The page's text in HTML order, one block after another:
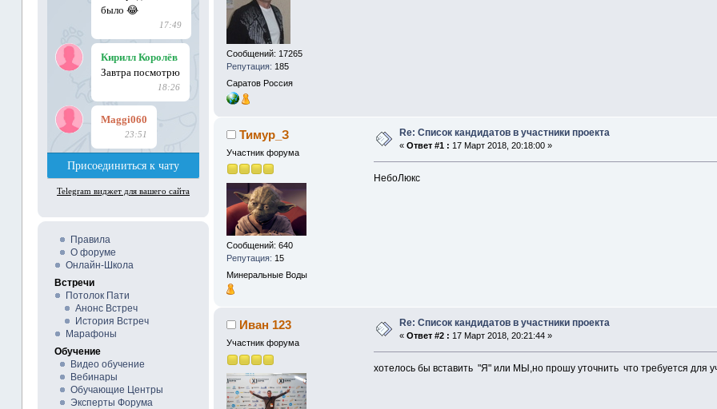
Правила
О форуме
Онлайн-Школа
Встречи
Потолок Пати
Анонс Встреч
История Встреч
Марафоны
Обучение
Видео обучение
Вебинары
Обучающие Центры
Эксперты Форума
Сообщений: 17265
Репутация: 185
Саратов Россия
Тимур_З
Участник форума
Сообщений: 640
Репутация: 15
Минеральные Воды
Re: Список кандидатов в участники проекта
« Ответ #1 : 17 Март 2018, 20:18:00 »
НебоЛюкс
Иван 123
Участник форума
Re: Список кандидатов в участники проекта
« Ответ #2 : 17 Март 2018, 20:21:44 »
хотелось бы вставить "Я" или МЫ,но прошу уточнить что требуется для